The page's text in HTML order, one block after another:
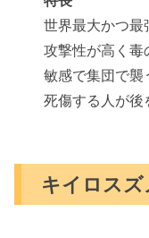
世界最大かつ最
攻撃性が高く毒
敏感で集団で襲
死傷する人が後
キイロス